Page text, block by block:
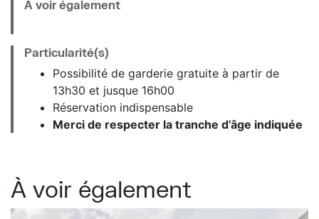
À voir également
Particularité(s)
Possibilité de garderie gratuite à partir de
13h30 et jusque 16h00
Réservation indispensable
Merci de respecter la tranche d’âge indiquée
À voir également